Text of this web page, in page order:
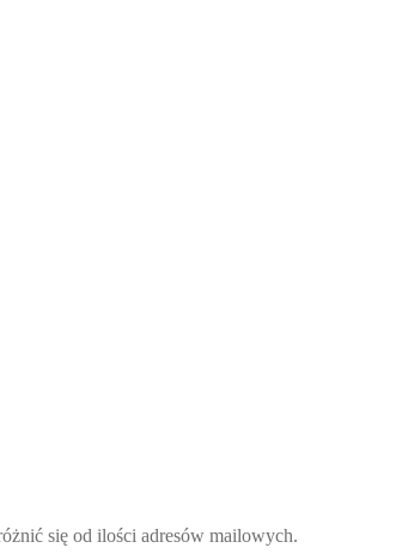
się od ilości adresów mailowych.